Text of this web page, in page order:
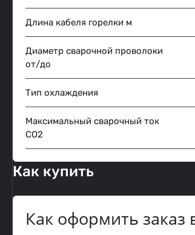
Длина кабеля горелки м
Диаметр сварочной проволоки
от/до
Тип охлаждения
Максимальный сварочный ток
CO2
Как купить
Как оформить